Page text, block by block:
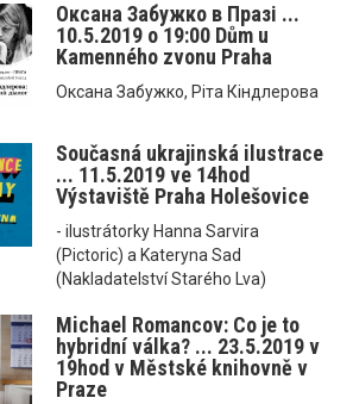
Оксана Забужко в Празі ...
10.5.2019 o 19:00 Dům u
Kamenného zvonu Praha
Оксана Забужко, Ріта Кіндлерова
Současná ukrajinská ilustrace
... 11.5.2019 ve 14hod
Výstaviště Praha Holešovice
- ilustrátorky Hanna Sarvira
(Pictoric) a Kateryna Sad
(Nakladatelství Starého Lva)
Michael Romancov: Co je to
hybridní válka? ... 23.5.2019 v
19hod v Městské knihovně v
Praze